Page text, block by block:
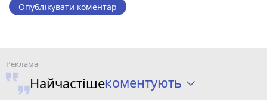
Опублікувати коментар
Найчастішекоментують